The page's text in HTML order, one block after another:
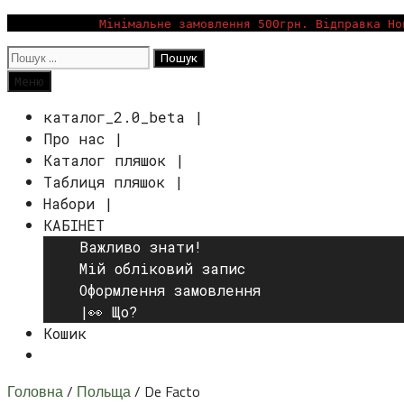
до
вмісту
Мінімальне замовлення 500грн. Відправка
Пошук:
Пошук
Меню
каталог_2.0_beta |
Про нас |
Каталог пляшок |
Таблиця пляшок |
Набори |
КАБІНЕТ
Важливо знати!
Мій обліковий запис
Оформлення замовлення
|👀 Що?
Кошик
Головна/ Польща/ De Facto